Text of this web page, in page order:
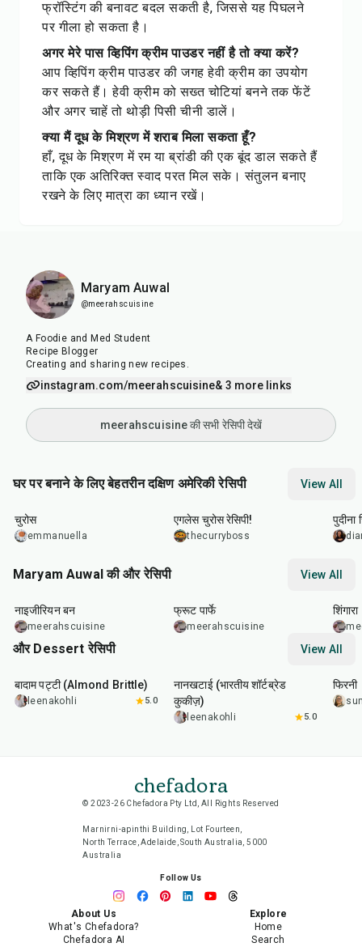
फ्रॉस्टिंग की बनावट बदल सकती है, जिससे यह पिघलने
पर गीला हो सकता है।
अगर मेरे पास व्हिपिंग क्रीम पाउडर नहीं है तो क्या करें?
आप व्हिपिंग क्रीम पाउडर की जगह हेवी क्रीम का उपयोग
कर सकते हैं। हेवी क्रीम को सख्त चोटियां बनने तक फेंटें
और अगर चाहें तो थोड़ी पिसी चीनी डालें।
क्या मैं दूध के मिश्रण में शराब मिला सकता हूँ?
हाँ, दूध के मिश्रण में रम या ब्रांडी की एक बूंद डाल सकते हैं
ताकि एक अतिरिक्त स्वाद परत मिल सके। संतुलन बनाए
रखने के लिए मात्रा का ध्यान रखें।
Maryam Auwal
@meerahscuisine
A Foodie and Med Student
Recipe Blogger
Creating and sharing new recipes.
instagram.com/meerahscuisine& 3 more links
meerahscuisine की सभी रेसिपी देखें
घर पर बनाने के लिए बेहतरीन दक्षिण अमेरिकी रेसिपी View All
min
चुरोस
emmanuella
min
एगलेस चुरोस रेसिपी!
thecurryboss
पुदीना
Maryam Auwal की और रेसिपी View All
min
नाइजीरियन बन
meerahscuisine
फ्रूट पार्फे
meerahscuisine
और Dessert रेसिपी View All
20
बादाम पट्टी (Almond Brittle)
leenakohli 5.0
नानखटाई (भारतीय शॉर्टब्रेड
कुकीज़)
leenakohli 5.0
फिरनी
chefadora
© 2023-26 Chefadora Pty Ltd, All Rights Reserved
Marnirni-apinthi Building, Lot Fourteen,
North Terrace, Adelaide, South Australia, 5000
Australia
Follow Us
About Us
What's Chefadora?
Chefadora AI
Explore
Home
Search